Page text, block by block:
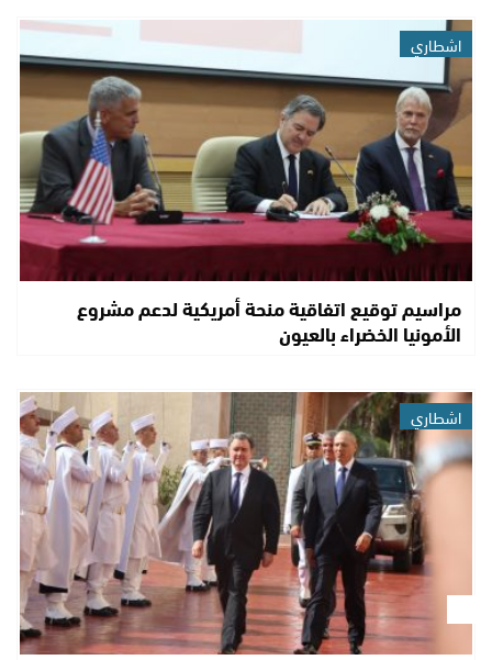
اشطاري
مراسيم توقيع اتفاقية منحة أمريكية لدعم مشروع
الأمونيا الخضراء بالعيون
اشطاري